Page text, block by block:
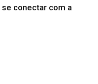
conectar com a